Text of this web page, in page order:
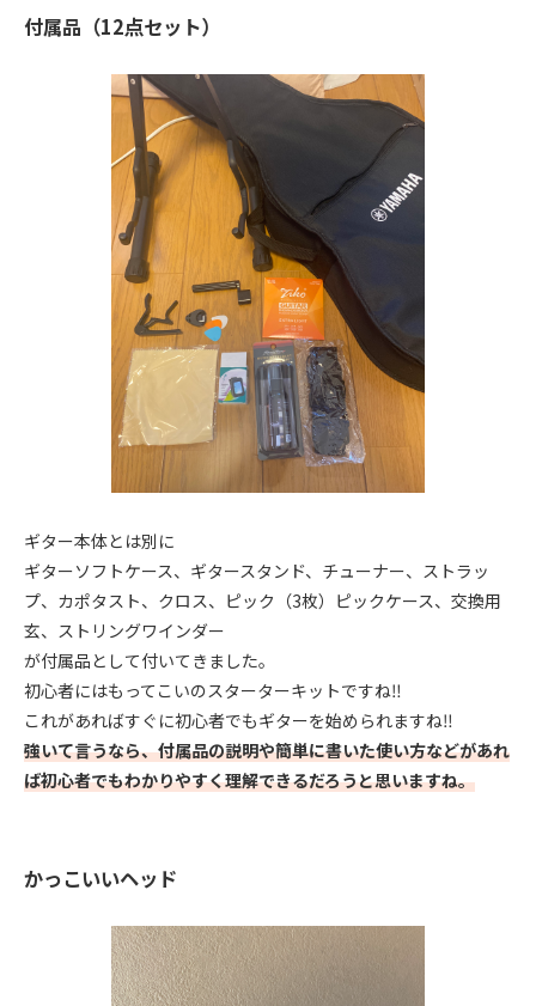
付属品（12点セット）
ギター本体とは別に
ギターソフトケース、ギタースタンド、チューナー、ストラッ
プ、カポタスト、クロス、ピック（3枚）ピックケース、交換用
玄、ストリングワインダー
が付属品として付いてきました。
初心者にはもってこいのスターターキットですね‼︎
これがあればすぐに初心者でもギターを始められますね‼︎
強いて言うなら、付属品の説明や簡単に書いた使い方などがあれ
ば初心者でもわかりやすく理解できるだろうと思いますね。
かっこいいヘッド